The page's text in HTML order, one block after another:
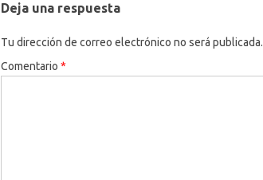
Deja una respuesta
Tu dirección de correo electrónico no será publicada.
Comentario *